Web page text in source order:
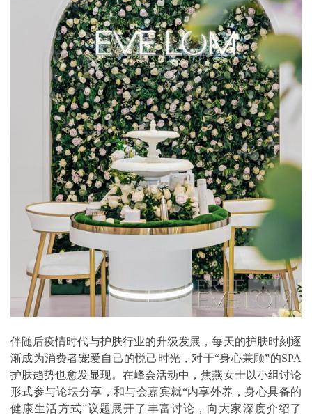
伴随后疫情时代与护肤行业的升级发展，每天的护肤时刻逐
渐成为消费者宠爱自己的悦己时光，对于“身心兼顾”的SPA
护肤趋势也愈发显现。在峰会活动中，焦燕女士以小组讨论
形式参与论坛分享，和与会嘉宾就“内享外养，身心具备的
健康生活方式”议题展开了丰富讨论，向大家深度介绍了